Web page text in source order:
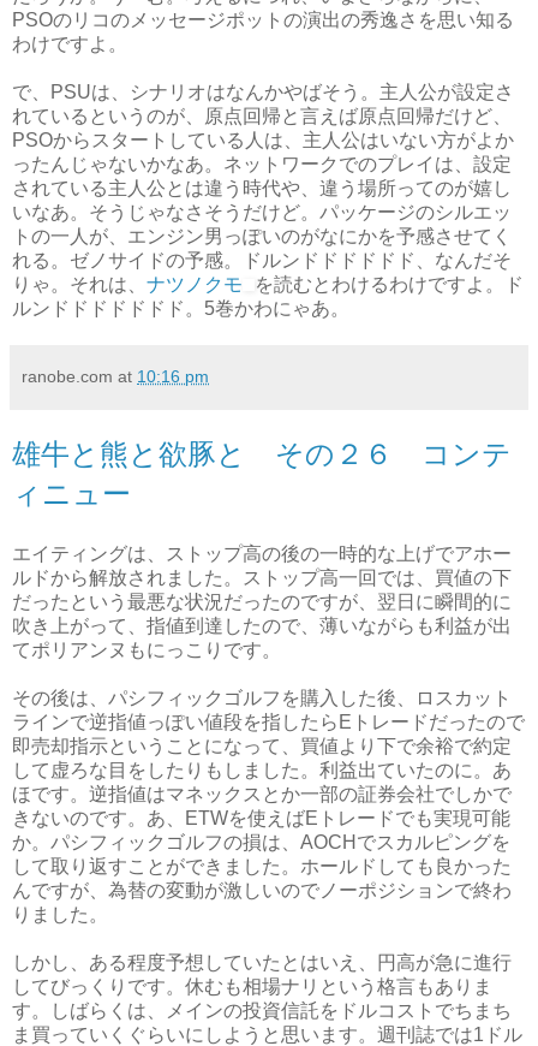
PSOのリコのメッセージポットの演出の秀逸さを思い知る
わけですよ。
で、PSUは、シナリオはなんかやばそう。主人公が設定さ
れているというのが、原点回帰と言えば原点回帰だけど、
PSOからスタートしている人は、主人公はいない方がよか
ったんじゃないかなあ。ネットワークでのプレイは、設定
されている主人公とは違う時代や、違う場所ってのが嬉し
いなあ。そうじゃなさそうだけど。パッケージのシルエッ
トの一人が、エンジン男っぽいのがなにかを予感させてく
れる。ゼノサイドの予感。ドルンドドドドドド、なんだそ
りゃ。それは、 ナツノクモ
を読むとわけるわけですよ。ド
ルンドドドドドドド。5巻かわにゃあ。
ranobe.com at 10:16 pm
雄牛と熊と欲豚と その２６ コンテ
ィニュー
エイティングは、ストップ高の後の一時的な上げでアホー
ルドから解放されました。ストップ高一回では、買値の下
だったという最悪な状況だったのですが、翌日に瞬間的に
吹き上がって、指値到達したので、薄いながらも利益が出
てポリアンヌもにっこりです。
その後は、パシフィックゴルフを購入した後、ロスカット
ラインで逆指値っぽい値段を指したらEトレードだったので
即売却指示ということになって、買値より下で余裕で約定
して虚ろな目をしたりもしました。利益出ていたのに。あ
ほです。逆指値はマネックスとか一部の証券会社でしかで
きないのです。あ、ETWを使えばEトレードでも実現可能
か。パシフィックゴルフの損は、AOCHでスカルピングを
して取り返すことができました。ホールドしても良かった
んですが、為替の変動が激しいのでノーポジションで終わ
りました。
しかし、ある程度予想していたとはいえ、円高が急に進行
してびっくりです。休むも相場ナリという格言もありま
す。しばらくは、メインの投資信託をドルコストでちまち
ま買っていくぐらいにしようと思います。週刊誌では1ドル